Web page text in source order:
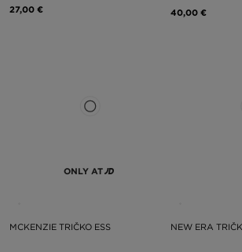
27,00 €
40,00 €
ONLY AT
MCKENZIE TRIČKO ESS NEW ERA